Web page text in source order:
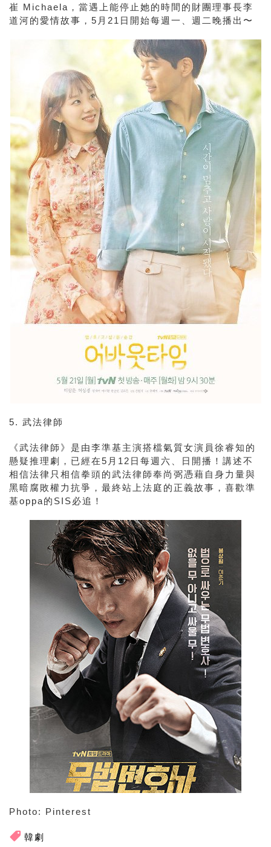
崔 Michaela ，當遇上能停止她的時間的財團理事長李
道河的愛情故事，5月21日開始每週一、週二晚播出〜
5. 武法律師
《武法律師》是由李準基主演搭檔氣質女演員 徐睿知 的
懸疑推理劇，已經在5月12日每週六、日開播！講述不
相信法律只相信拳頭的武法律師奉尚弼憑藉自身力量與
黑暗腐敗權力抗爭，最終站上法庭的正義故事，喜歡準
基oppa的SIS必追！
Photo: Pinterest
韓劇